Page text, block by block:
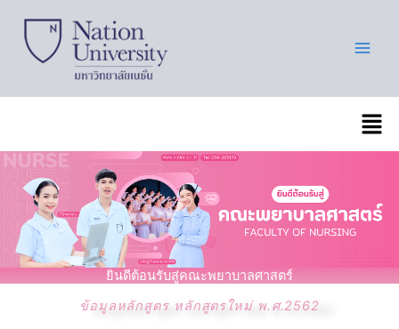
content
เมนู
ยินดีต้อนรับสู่คณะพยาบาลศาสตร์
ข้อมูลหลักสูตร หลักสูตรใหม่ พ.ศ.2562